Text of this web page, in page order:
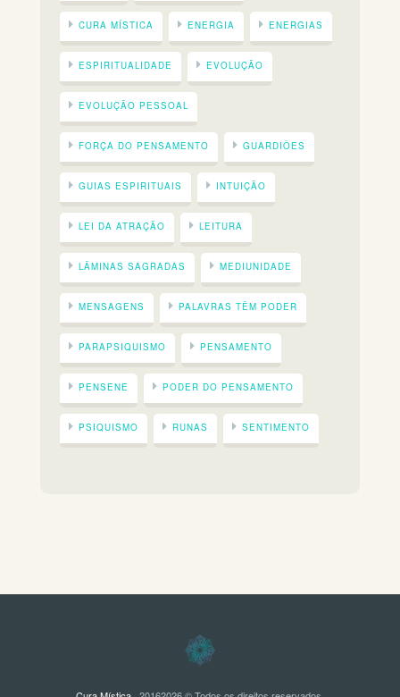
CURA MÍSTICA ENERGIA ENERGIAS
ESPIRITUALIDADE EVOLUÇÃO
EVOLUÇÃO PESSOAL
FORÇA DO PENSAMENTO GUARDIÕES
GUIAS ESPIRITUAIS INTUIÇÃO
LEI DA ATRAÇÃO LEITURA
LÂMINAS SAGRADAS MEDIUNIDADE
MENSAGENS PALAVRAS TÊM PODER
PARAPSIQUISMO PENSAMENTO
PENSENE PODER DO PENSAMENTO
PSIQUISMO RUNAS SENTIMENTO